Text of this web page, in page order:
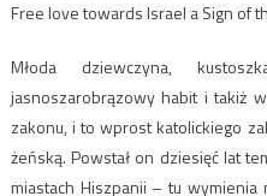
Free love towards Israel a Sign of
Młoda dziewczyna,
jasnoszarobrązowy habit i takiż
zakonu, i to wprost katolickiego
żeńską. Powstał on dziesięć lat
miastach Hiszpanii – tu